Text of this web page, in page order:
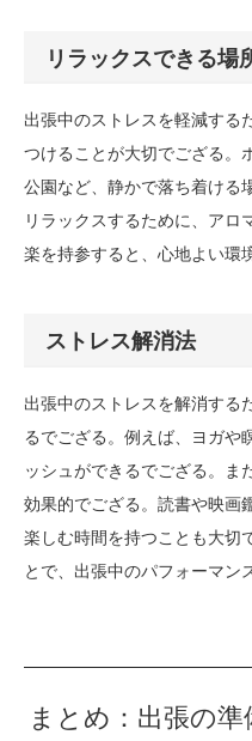
リラックスできる場
出張中のストレスを軽減する
つけることが大切でござる。
公園など、静かで落ち着ける
リラックスするために、アロ
楽を持参すると、心地よい環
ストレス解消法
出張中のストレスを解消する
るでござる。例えば、ヨガや
ッシュができるでござる。ま
効果的でござる。読書や映画
楽しむ時間を持つことも大切
とで、出張中のパフォーマン
まとめ：出張の準